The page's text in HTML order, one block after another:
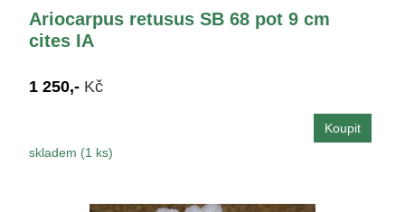
Ariocarpus retusus SB 68 pot 9 cm
cites IA
1 250,- Kč
skladem (1 ks)